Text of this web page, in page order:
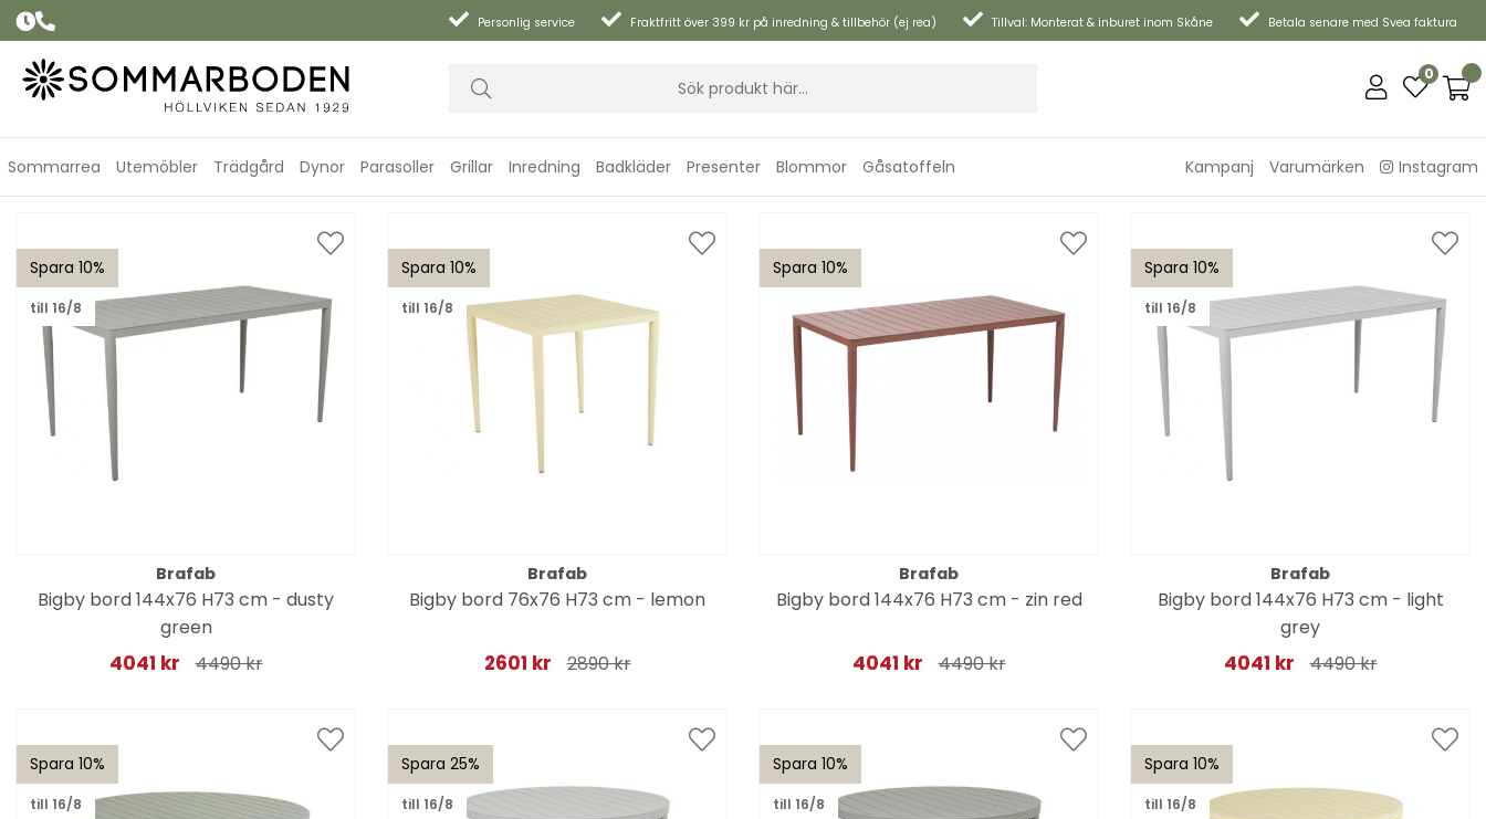
Personlig service Fraktfritt över 399 kr på inredning & tillbehör (ej rea) Tillval: Monterat & inburet inom Skåne Betala senare med Svea faktura
0
Sommarrea Utemöbler Trädgård Dynor Parasoller Grillar Inredning Badkläder Presenter Blommor Gåsatoffeln Kampanj Varumärken Instagram
Spara 10%
till 16/8
Brafab
Bigby bord 144x76 H73 cm - dusty
green
4041 kr 4490 kr
Spara 10%
till 16/8
Brafab
Bigby bord 76x76 H73 cm - lemon
2601 kr 2890 kr
Spara 10%
Brafab
Bigby bord 144x76 H73 cm - zin red
4041 kr 4490 kr
Spara 10%
till 16/8
Brafab
Bigby bord 144x76 H73 cm - light
grey
4041 kr 4490 kr
Spara 10%
till 16/8
Spara 25%
till 16/8
Spara 10%
till 16/8
Spara 10%
till 16/8